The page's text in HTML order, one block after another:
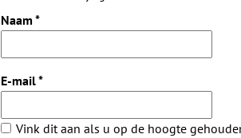
Naam *
E-mail*
Vink dit aan als u op de hoogte